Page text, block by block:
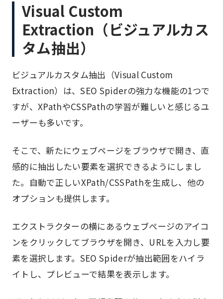
Visual Custom
Extraction（ビジュアルカス
タム抽出）
ビジュアルカスタム抽出（Visual Custom
Extraction）は、SEO Spiderの強力な機能の1つで
すが、XPathやCSSPathの学習が難しいと感じるユ
ーザーも多いです。
そこで、新たにウェブページをブラウザで開き、直
感的に抽出したい要素を選択できるようにしまし
た。自動で正しいXPath/CSSPathを生成し、他の
オプションも提供します。
エクストラクターの横にあるウェブページのアイコ
ンをクリックしてブラウザを開き、URLを入力し要
素を選択します。SEO Spiderが抽出範囲をハイラ
イトし、プレビューで結果を表示します。